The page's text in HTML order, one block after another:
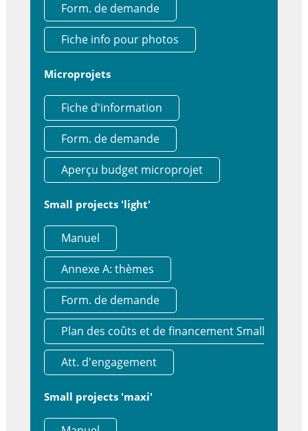
Form. de demande
Fiche info pour photos
Microprojets
Fiche d'information
Form. de demande
Aperçu budget microprojet
Small projects 'light'
Manuel
Annexe A: thèmes
Form. de demande
Plan des coûts et de financement Small project
Att. d'engagement
Small projects 'maxi'